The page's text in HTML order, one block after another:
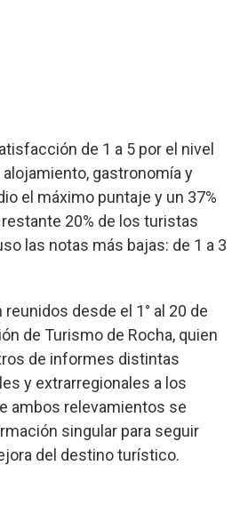
de 1 a 5 por el nivel
gastronomía y
el máximo puntaje y un 37%
20% de los turistas
las notas más bajas: de 1 a 3
desde el 1° al 20 de
de Turismo de Rocha, quien
de informes distintas
y extrarregionales a los
ambos relevamientos se
singular para seguir
del destino turístico.